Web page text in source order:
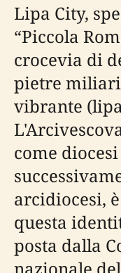
Lipa City,
“Piccola
crocevia di
pietre
vibrante
come
arcidiocesi,
questa
posta dalla